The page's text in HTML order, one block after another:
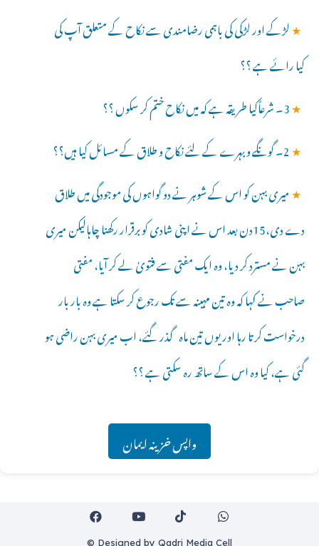
★لڑکے اور لڑکی کی باہمی رضامندی سے نکاح کے متعلق آپ کی
کیا رائے ہے ؟؟
★3۔ شرعاًکیا طریقہ ہے کہ میں نکاح ختم کر سکوں ؟؟
★2۔ گونگے و بہرے کے لئے نکاح و طلاق کے مسائل کیا ہیں؟؟
★میری بہن کو اس کے شوہر نے دو گواہوں کی موجودگی میں طلاق
دے دی،15دن بعد اس نے اپنی شادی کو برقرار رکھنا چاہالیکن میری
بہن نے مسترد کر دیا، وہ ایک مفتی سے فتویٰ لے کر آیا، مفتی
صاحب نے کہا کہ وہ تین مہینہ سے تک رجوع کر سکتا ہے وہ بار بار
درخواست کرتا رہا اور یوں تین ماہ گذر گئے، اب میری بہن راضی ہو
گئی ہے، کیا وہ اس کے ساتھ رہ سکتی ہے ؟؟
واپس خزینہ ایمان
© Designed by Qadri Media Cell